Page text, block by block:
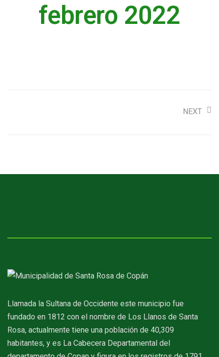
febrero 2022
NEXT
Llamada la Sultana de Occidente este municipio fue
fundado en 1812 con el nombre de Los Llanos de Santa
Rosa, actualmente tiene una población de 40,309
habitantes, y es La Cabecera Departamental del